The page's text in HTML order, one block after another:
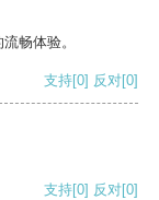
畅体验。
支持[0] 反对[0]
支持[0] 反对[0]